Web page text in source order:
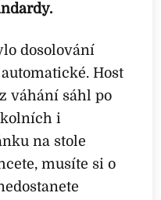
dosolování
Host
váhání sáhl po
i
na stole
musíte si o